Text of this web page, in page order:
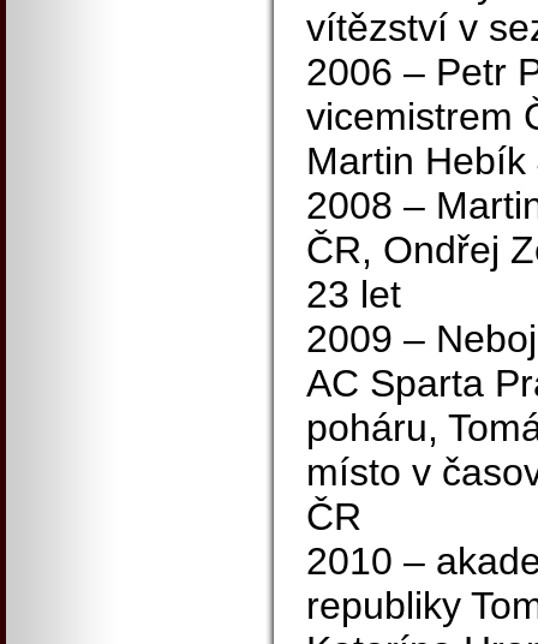
vítězství v
2006 – Petr
vicemistrem
Martin
2008 –
ČR, Ondřej
23 let
2009 –
AC Sparta
poháru,
místo v
ČR
2010 –
republiky